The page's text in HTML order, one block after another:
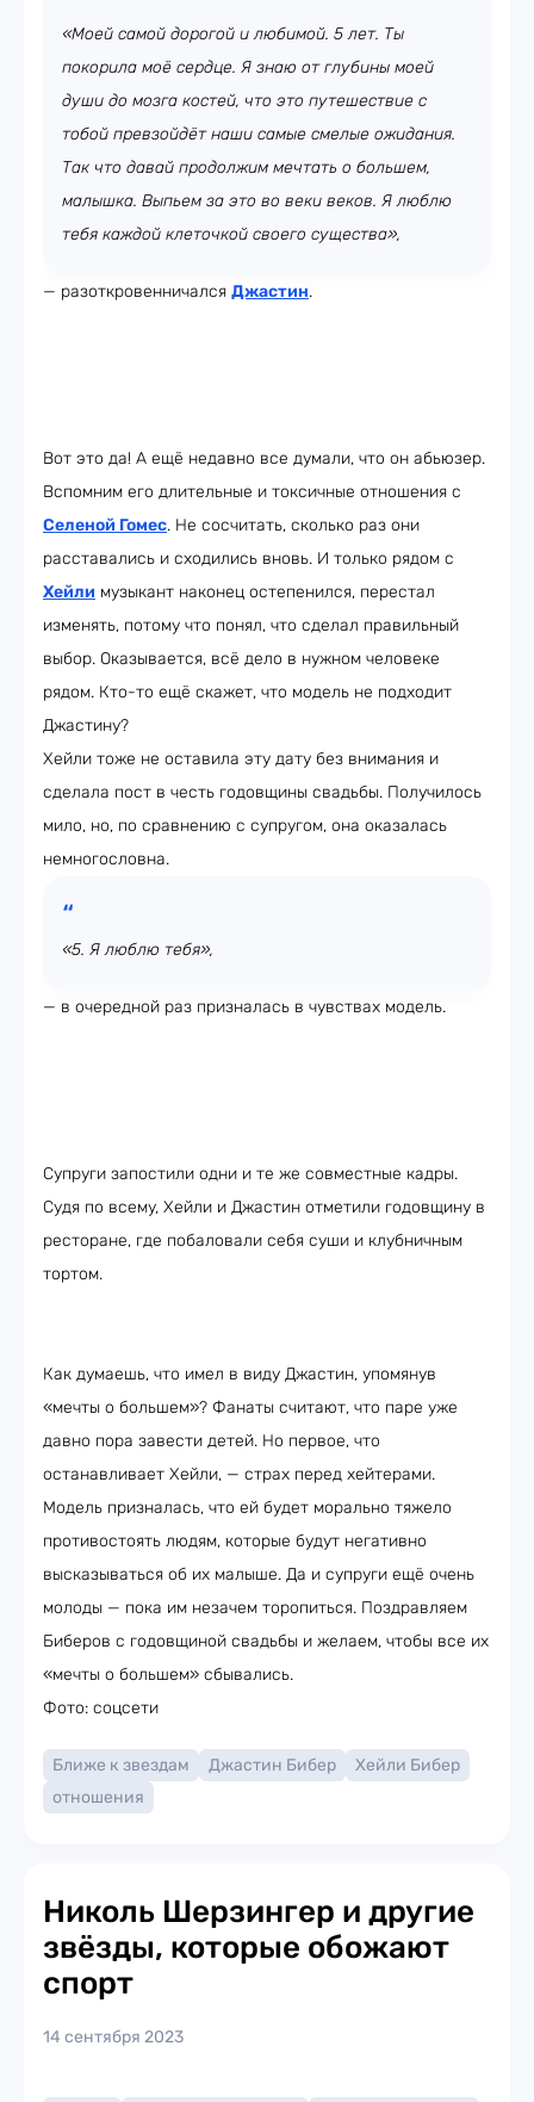
«Моей самой дорогой и любимой. 5 лет. Ты
покорила моё сердце. Я знаю от глубины моей
души до мозга костей, что это путешествие с
тобой превзойдёт наши самые смелые ожидания.
Так что давай продолжим мечтать о большем,
малышка. Выпьем за это во веки веков. Я люблю
тебя каждой клеточкой своего существа»,
— разоткровенничался Джастин.
Вот это да! А ещё недавно все думали, что он абьюзер.
Вспомним его длительные и токсичные отношения с
Селеной Гомес. Не сосчитать, сколько раз они
расставались и сходились вновь. И только рядом с
Хейли музыкант наконец остепенился, перестал
изменять, потому что понял, что сделал правильный
выбор. Оказывается, всё дело в нужном человеке
рядом. Кто-то ещё скажет, что модель не подходит
Джастину?
Хейли тоже не оставила эту дату без внимания и
сделала пост в честь годовщины свадьбы. Получилось
мило, но, по сравнению с супругом, она оказалась
немногословна.
«5. Я люблю тебя»,
— в очередной раз призналась в чувствах модель.
Супруги запостили одни и те же совместные кадры.
Судя по всему, Хейли и Джастин отметили годовщину в
ресторане, где побаловали себя суши и клубничным
тортом.
Как думаешь, что имел в виду Джастин, упомянув
«мечты о большем»? Фанаты считают, что паре уже
давно пора завести детей. Но первое, что
останавливает Хейли, — страх перед хейтерами.
Модель призналась, что ей будет морально тяжело
противостоять людям, которые будут негативно
высказываться об их малыше. Да и супруги ещё очень
молоды — пока им незачем торопиться. Поздравляем
Биберов с годовщиной свадьбы и желаем, чтобы все их
«мечты о большем» сбывались.
Фото: соцсети
Ближе к звездам Джастин Бибер
Хейли Бибер
отношения
Николь Шерзингер и другие
звёзды, которые обожают
спорт
14 сентября 2023